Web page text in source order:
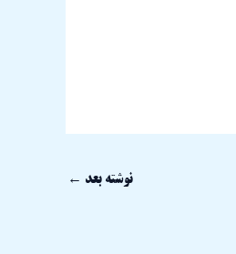
نوشته بعد ←